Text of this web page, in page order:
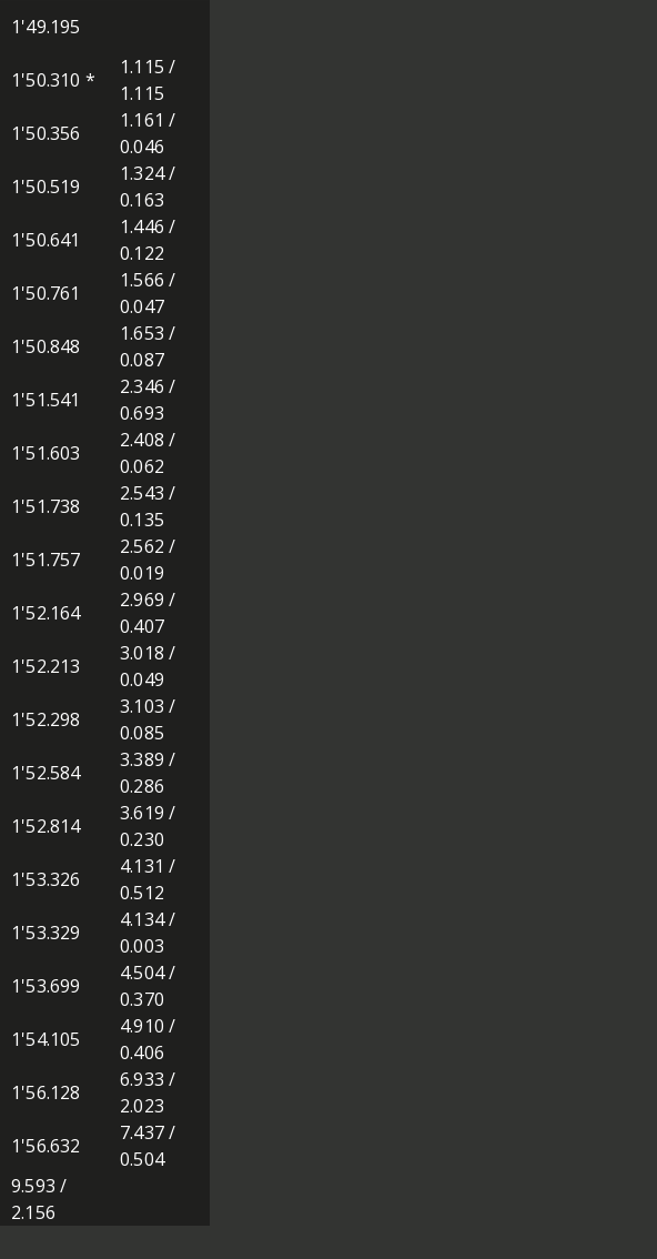
1'49.195
1'50.310 *
1.115 /
1.115
1'50.356
1.161 /
0.046
1'50.519
1.324 /
0.163
1'50.641
1.446 /
0.122
1'50.761
1.566 /
0.047
1'50.848
1.653 /
0.087
1'51.541
2.346 /
0.693
1'51.603
2.408 /
0.062
1'51.738
2.543 /
0.135
1'51.757
2.562 /
0.019
1'52.164
2.969 /
0.407
1'52.213
3.018 /
0.049
1'52.298
3.103 /
0.085
1'52.584
3.389 /
0.286
1'52.814
3.619 /
0.230
1'53.326
4.131 /
0.512
1'53.329
4.134 /
0.003
1'53.699
4.504 /
0.370
1'54.105
4.910 /
0.406
1'56.128
6.933 /
2.023
1'56.632
7.437 /
0.504
9.593 /
2.156